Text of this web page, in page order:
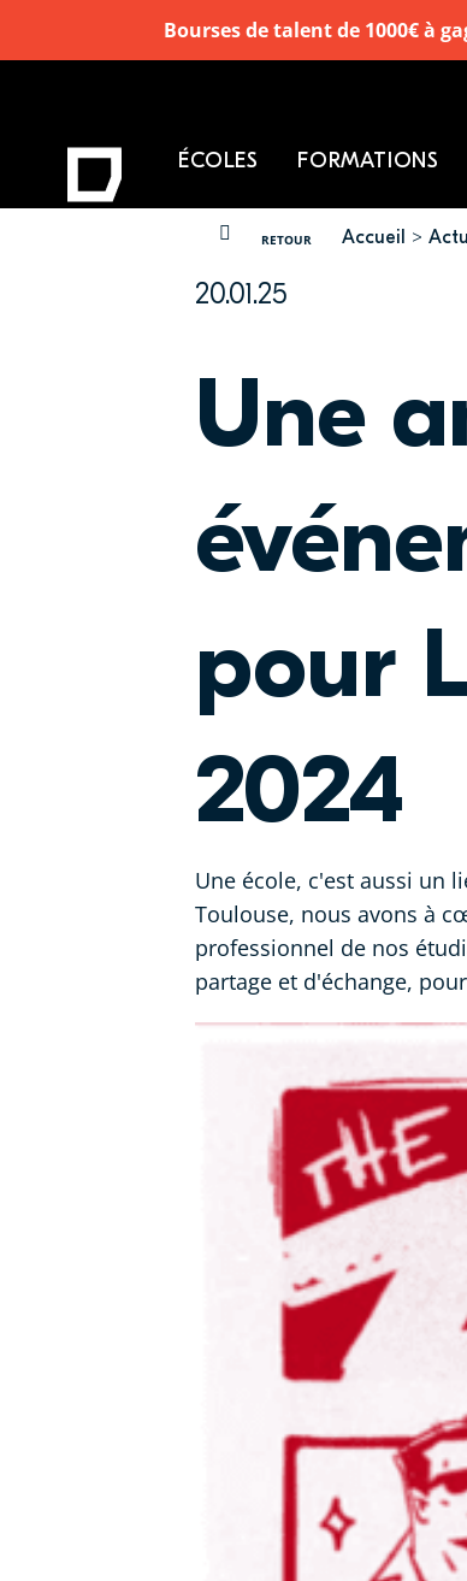
RETOUR
VOUS ÊTES ICI Accueil
20.01.25
Une
pour
2024
Une école, c'est aussi un
Toulouse, nous avons à
professionnel de nos
partage et d'échange,
ÉCOLES FORMATIONS
Bourses de talent de 1000€ à